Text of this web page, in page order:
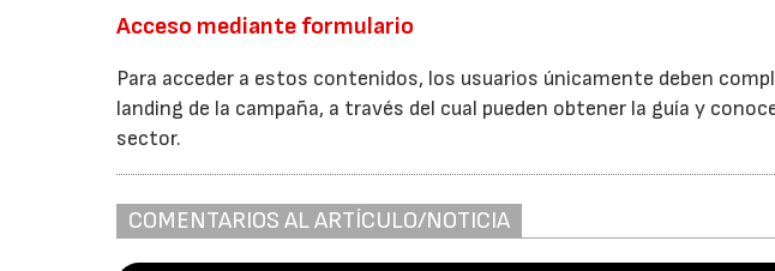
Acceso mediante formulario
Para acceder a estos contenidos, los usuarios únicamente deben
landing de la campaña, a través del cual pueden obtener la guía y
sector.
COMENTARIOS AL ARTÍCULO/NOTICIA